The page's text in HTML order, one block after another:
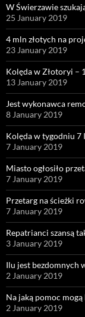
W Świerzawie
25 January 2019
4 mln złotych na
23 January 2019
Kolęda w Złotoryi –
13 January 2019
Jest wykonawca
8 January 2019
Kolęda w tygodniu 7
7 January 2019
Miasto ogłosiło
7 January 2019
Przetarg na ścieżki
7 January 2019
Repatrianci szansą
3 January 2019
Ilu jest bezdomnych
2 January 2019
Na jaką pomoc
2 January 2019